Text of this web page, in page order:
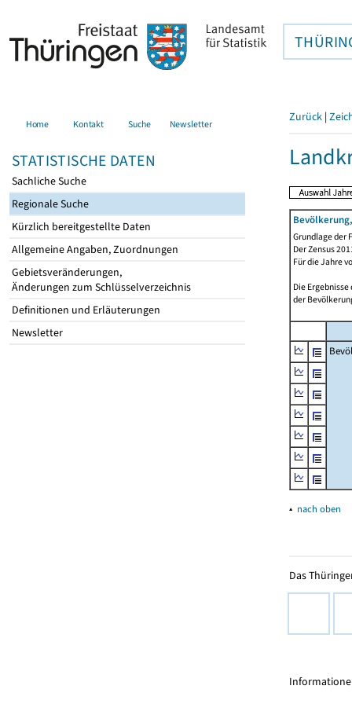
Home Kontakt Suche Newsletter
STATISTISCHE DATEN
Sachliche Suche
Regionale Suche
Kürzlich bereitgestellte Daten
Allgemeine Angaben, Zuordnungen
Gebietsveränderungen,
Änderungen zum Schlüsselverzeichnis
Definitionen und Erläuterungen
Newsletter
Zurück |
Grundlage der
Der Zensus
Für die Jahre
Die
der
▴ nach oben
Das